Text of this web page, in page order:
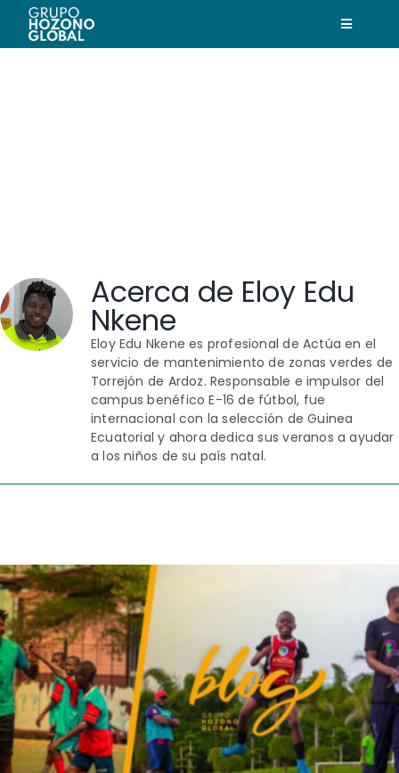
Saltar
contenido
Toggle
Actualidad
Trabaja con nosotros
Contacto
Acerca de Eloy Edu
Nkene
Eloy Edu Nkene es profesional de Actúa en el
servicio de mantenimiento de zonas verdes de
Torrejón de Ardoz. Responsable e impulsor del
campus benéfico E-16 de fútbol, fue
internacional con la selección de Guinea
Ecuatorial y ahora dedica sus veranos a ayudar
a los niños de su país natal.